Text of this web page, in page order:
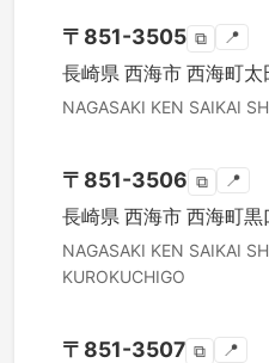
〒 851-3505 ⧉ 📍
長崎県 西海市 西海町太
NAGASAKI KEN SAIKAI
〒 851-3506 ⧉ 📍
長崎県 西海市 西海町黒
NAGASAKI KEN SAIKAI
KUROKUCHIGO
〒 851-3507 ⧉ 📍